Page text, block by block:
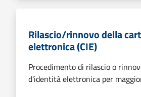
Rilascio/rinnovo della
elettronica (CIE)
Procedimento di rilascio o
d'identità elettronica per